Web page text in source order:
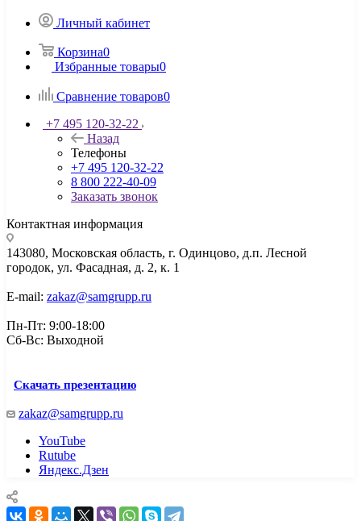
Личный кабинет
Корзина0
Избранные товары0
Сравнение товаров0
+7 495 120-32-22
Назад
Телефоны
+7 495 120-32-22
8 800 222-40-09
Заказать звонок
Контактная информация
143080, Mосковская область, г. Одинцово, д.п. Лесной
городок, ул. Фасадная, д. 2, к. 1
E-mail: zakaz@samgrupp.ru
Пн-Пт: 9:00-18:00
Сб-Вс: Выходной
Скачать презентацию
zakaz@samgrupp.ru
YouTube
Rutube
Яндекс.Дзен